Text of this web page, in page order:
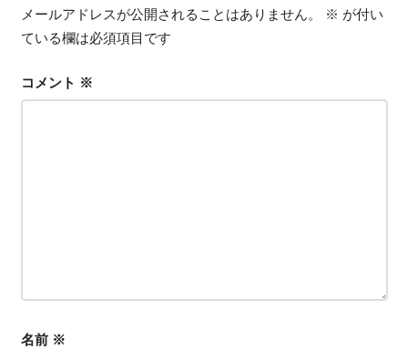
ゲ
ー
シ
メールアドレスが公開されることはありません。 ※ が付い
ている欄は必須項目です
コメント ※
名前 ※